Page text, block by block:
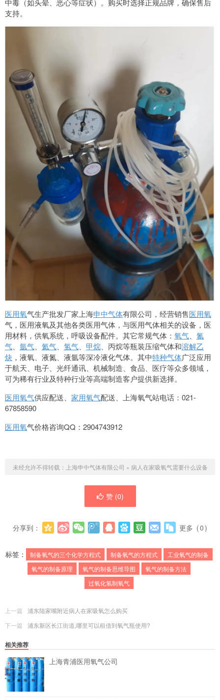
中毒（如头晕、恶心等症状）。购买时选择正规品牌，确保售后
支持。
医用氧气生产批发厂家上海申中气体有限公司，经营销售医用氧
气，医用液氧及其他各类医用气体，与医用气体相关的设备，医
用材料，供氧系统，呼吸设备配件。其它常规气体： 氧气
氮
气
氩气 氦气 氢气 甲烷 、丙烷等瓶装压缩气体和溶解乙
炔 ，液氧、液氮、液氩等深冷液化气体。其中特种气体广泛应用
于航天、电子、光纤通讯、机械制造、食品、医疗等众多领域，
可为稀有行业及特种行业等高端制造客户提供新选择。
医用氧气供应配送、 家用氧气配送、上海氧气站电话：021-
67858590
医用氧气价格咨询QQ：2904743912
未经允许不得转载： 上海申中气体有限公司 » 病人在家吸氧气需要什么设备
赞 (0)
分享到： 更多 (0)
标签： 制备氧气的三个化学方程式 制备氧气的方程式
工业氧气的制备
氧气的制备原理
氧气的制备思维导图
氧气的制备方法
过氧化氢制氧气
上一篇
浦东陆家嘴附近病人在家吸氧怎么购买
下一篇
浦东新区长江街道,哪里可以租借到氧气瓶使用?
相关推荐
上海青浦医用氧气公司